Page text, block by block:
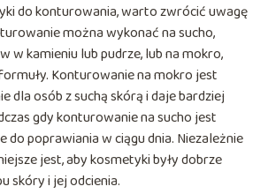
do konturowania, warto zwrócić uwagę
można wykonać na sucho,
w kamieniu lub pudrze, lub na mokro,
Konturowanie na mokro jest
dla osób z suchą skórą i daje bardziej
gdy konturowanie na sucho jest
do poprawiania w ciągu dnia. Niezależnie
jest, aby kosmetyki były dobrze
skóry i jej odcienia.